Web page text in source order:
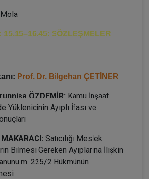
Mola
15.15–16.45: SÖZLEŞMELER
Prof. Dr. Bilgehan ÇETİNER
ÖZDEMİR: Kamu İnşaat
Yüklenicinin Ayıplı İfası ve
Satıcılığı Meslek
Bilmesi Gereken Ayıplarına İlişkin
m. 225/2 Hükmünün